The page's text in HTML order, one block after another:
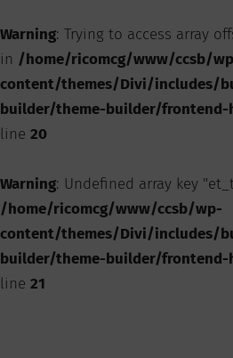
Warning: Trying to access array
in /home/ricomcg/www/ccsb/
content/themes/Divi/includes/
builder/theme-builder/frontend-
line 20
Warning: Undefined array key
/home/ricomcg/www/ccsb/wp-
content/themes/Divi/includes/
builder/theme-builder/frontend-
line 21